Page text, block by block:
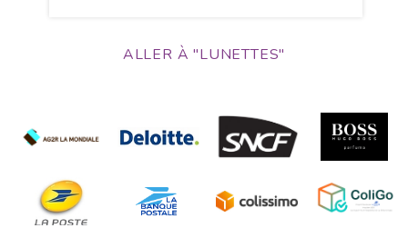
ALLER À "LUNETTES"